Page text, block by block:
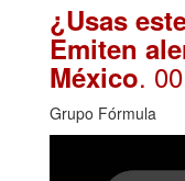
¿Usas
Emiten
México.
Grupo Fórmula